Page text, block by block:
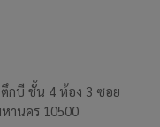
กบี ชั้น 4 ห้อง 3 ซอย
านคร 10500